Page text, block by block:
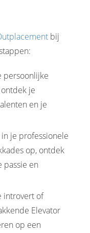
bij
persoonlijke
je
en je
je professionele
op, ontdek
passie en
introvert of
Elevator
op een